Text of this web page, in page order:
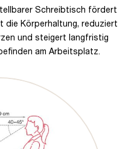
Schreibtisch fördert
die Körperhaltung, reduziert
und steigert langfristig
am Arbeitsplatz.